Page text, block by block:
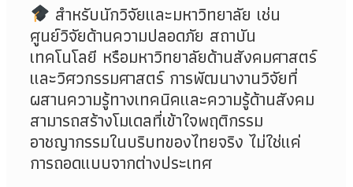
สำหรับนักวิจัยและมหาวิทยาลัย เช่น
ศูนย์วิจัยด้านความปลอดภัย สถาบัน
เทคโนโลยี หรือมหาวิทยาลัยด้านสังคมศาสตร์
และวิศวกรรมศาสตร์ การพัฒนางานวิจัยที่
ผสานความรู้ทางเทคนิคและความรู้ด้านสังคม
สามารถสร้างโมเดลที่เข้าใจพฤติกรรม
อาชญากรรมในบริบทของไทยจริง ไม่ใช่แค่
การถอดแบบจากต่างประเทศ